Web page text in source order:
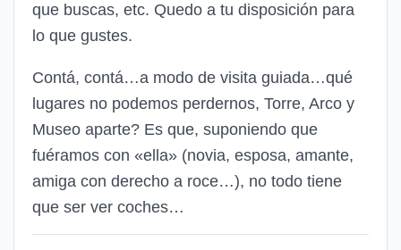
que buscas, etc. Quedo a tu disposición para
lo que gustes.
Contá, contá…a modo de visita guiada…qué
lugares no podemos perdernos, Torre, Arco y
Museo aparte? Es que, suponiendo que
fuéramos con «ella» (novia, esposa, amante,
amiga con derecho a roce…), no todo tiene
que ser ver coches…